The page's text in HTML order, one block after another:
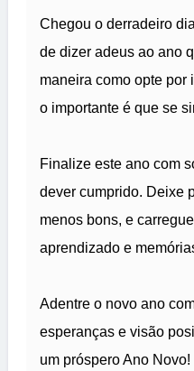
Chegou o derradeiro
de dizer adeus ao ano
maneira como opte por
o importante é que se
Finalize este ano com
dever cumprido. Deixe
menos bons, e
aprendizado e
Adentre o novo ano
esperanças e visão
um próspero Ano Novo!